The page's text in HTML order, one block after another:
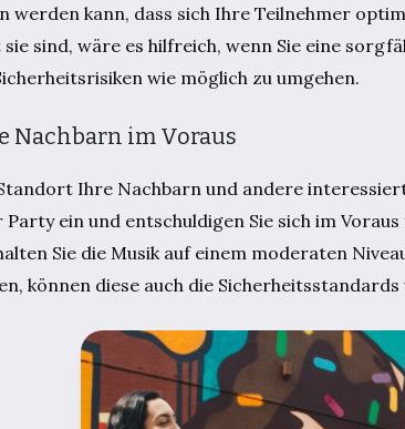
werden kann, dass sich Ihre Teilnehmer
sind, wäre es hilfreich, wenn Sie eine
wie möglich zu umgehen.
Nachbarn im Voraus
Ihre Nachbarn und andere
ein und entschuldigen Sie sich im
Sie die Musik auf einem moderaten
können diese auch die